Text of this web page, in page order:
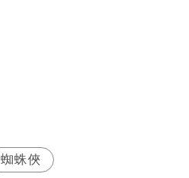
蜘蛛俠